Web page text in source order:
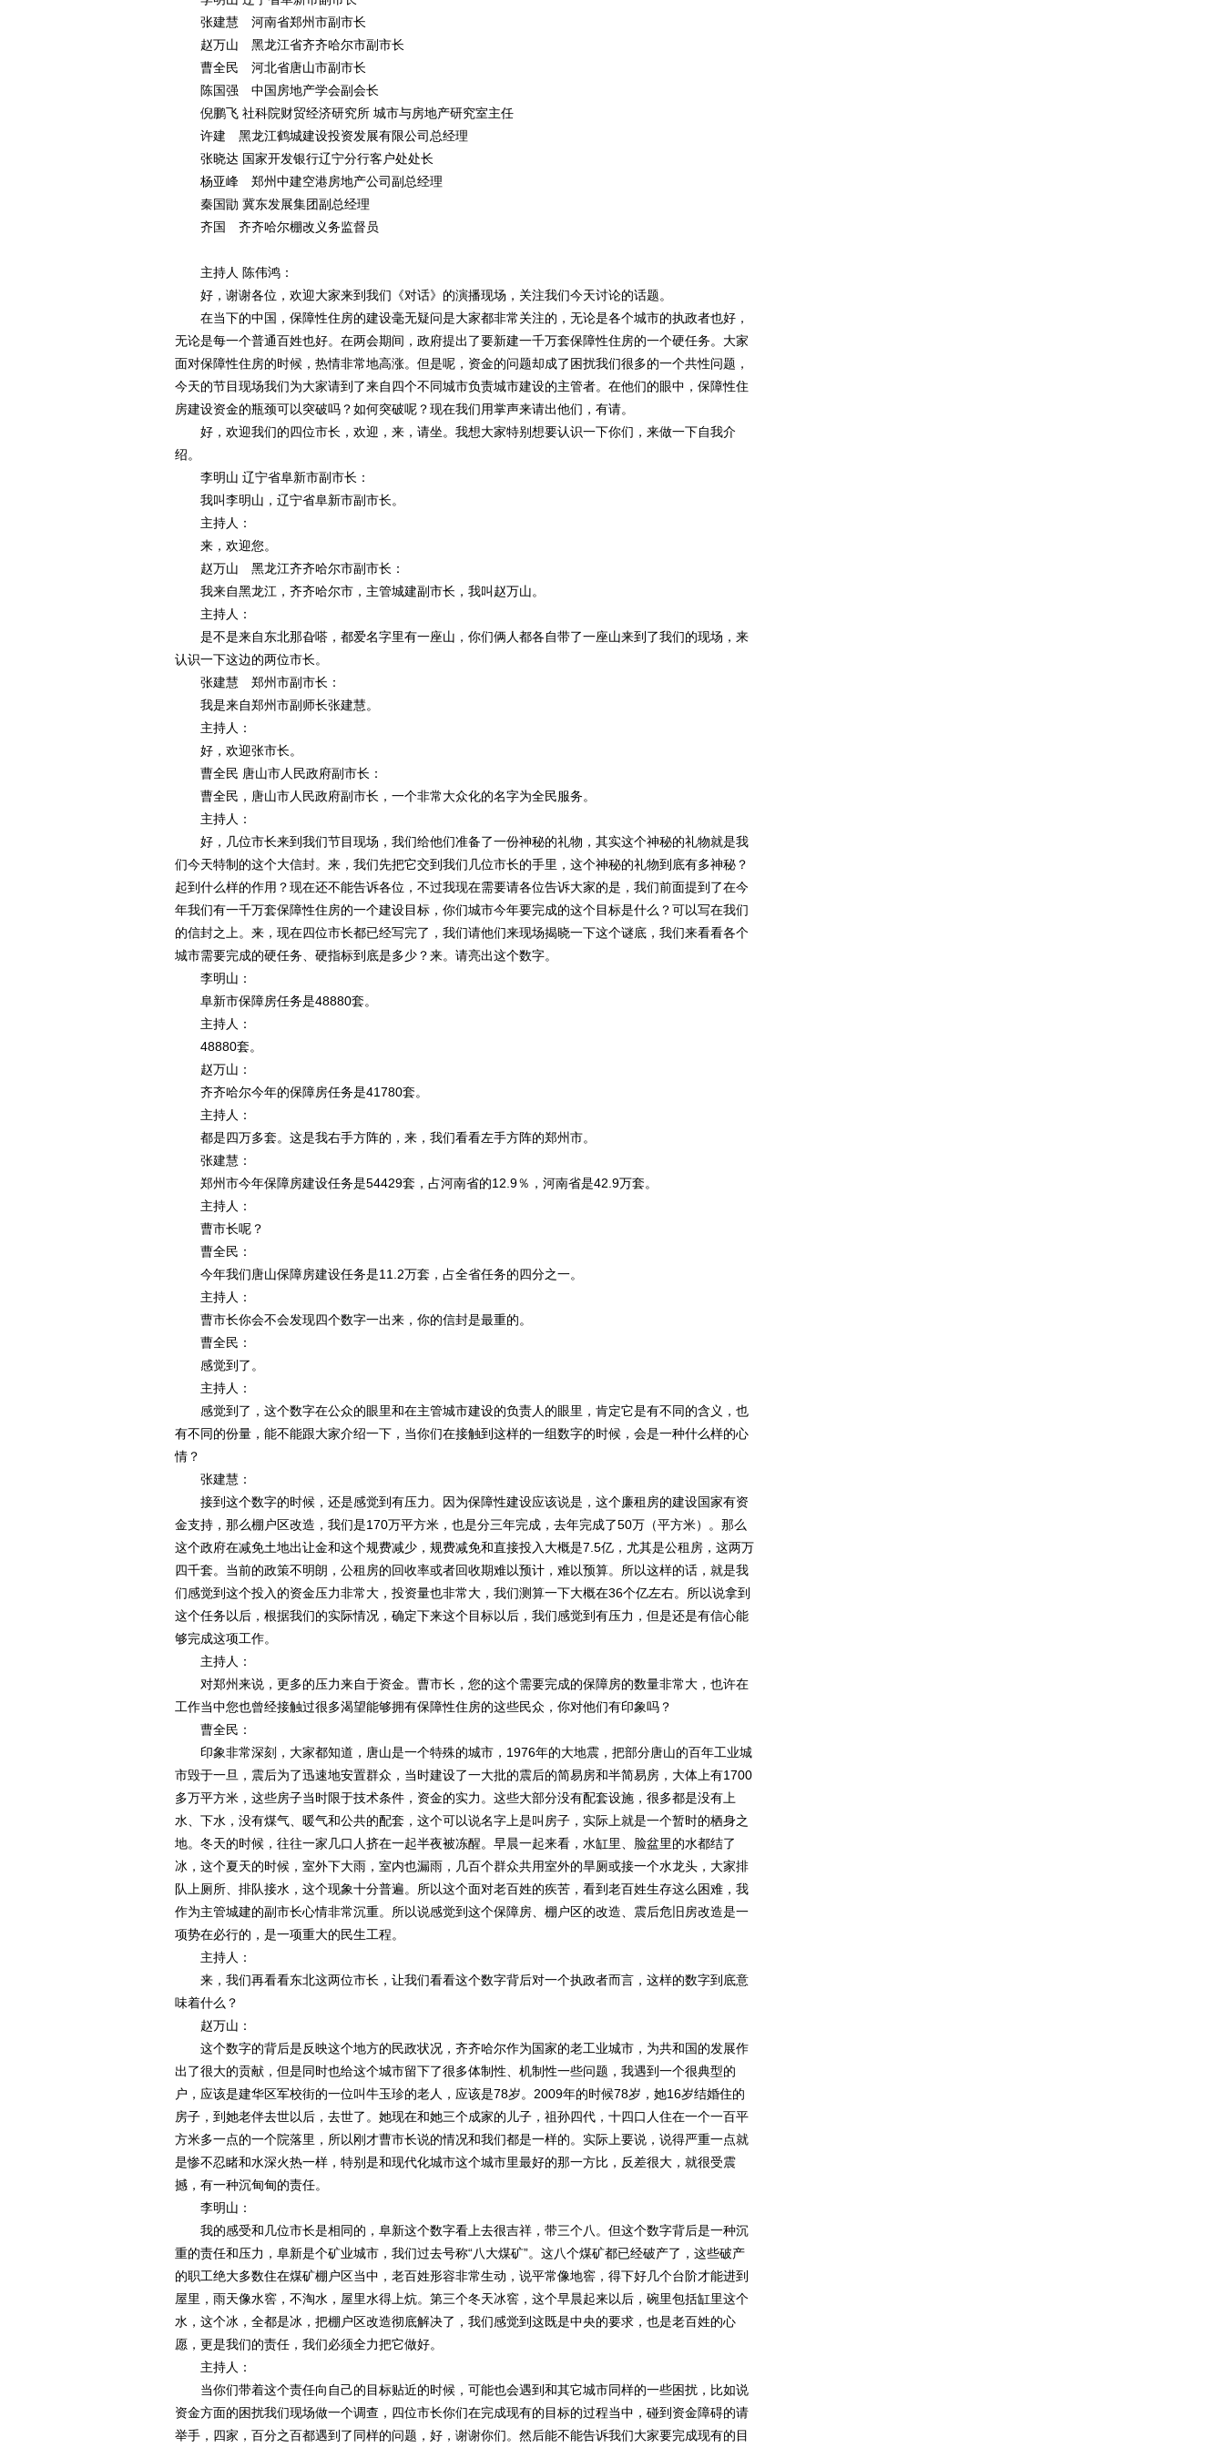
张建慧 河南省郑州市副市长
赵万山 黑龙江省齐齐哈尔市副市长
曹全民 河北省唐山市副市长
陈国强 中国房地产学会副会长
倪鹏飞 社科院财贸经济研究所 城市与房地产研究室主任
许建 黑龙江鹤城建设投资发展有限公司总经理
张晓达 国家开发银行辽宁分行客户处处长
杨亚峰 郑州中建空港房地产公司副总经理
秦国勖 冀东发展集团副总经理
齐国 齐齐哈尔棚改义务监督员
主持人 陈伟鸿：
好，谢谢各位，欢迎大家来到我们《对话》的演播现场，关注我们今天讨论的话题。
在当下的中国，保障性住房的建设毫无疑问是大家都非常关注的，无论是各个城市的执政者也好，
无论是每一个普通百姓也好。在两会期间，政府提出了要新建一千万套保障性住房的一个硬任务。大家
面对保障性住房的时候，热情非常地高涨。但是呢，资金的问题却成了困扰我们很多的一个共性问题，
今天的节目现场我们为大家请到了来自四个不同城市负责城市建设的主管者。在他们的眼中，保障性住
房建设资金的瓶颈可以突破吗？如何突破呢？现在我们用掌声来请出他们，有请。
好，欢迎我们的四位市长，欢迎，来，请坐。我想大家特别想要认识一下你们，来做一下自我介
绍。
李明山 辽宁省阜新市副市长：
我叫李明山，辽宁省阜新市副市长。
主持人：
来，欢迎您。
赵万山 黑龙江齐齐哈尔市副市长：
我来自黑龙江，齐齐哈尔市，主管城建副市长，我叫赵万山。
主持人：
是不是来自东北那旮嗒，都爱名字里有一座山，你们俩人都各自带了一座山来到了我们的现场，来
认识一下这边的两位市长。
张建慧 郑州市副市长：
我是来自郑州市副师长张建慧。
主持人：
好，欢迎张市长。
曹全民 唐山市人民政府副市长：
曹全民，唐山市人民政府副市长，一个非常大众化的名字为全民服务。
主持人：
好，几位市长来到我们节目现场，我们给他们准备了一份神秘的礼物，其实这个神秘的礼物就是我
们今天特制的这个大信封。来，我们先把它交到我们几位市长的手里，这个神秘的礼物到底有多神秘？
起到什么样的作用？现在还不能告诉各位，不过我现在需要请各位告诉大家的是，我们前面提到了在今
年我们有一千万套保障性住房的一个建设目标，你们城市今年要完成的这个目标是什么？可以写在我们
的信封之上。来，现在四位市长都已经写完了，我们请他们来现场揭晓一下这个谜底，我们来看看各个
城市需要完成的硬任务、硬指标到底是多少？来。请亮出这个数字。
李明山：
阜新市保障房任务是48880套。
主持人：
48880套。
赵万山：
齐齐哈尔今年的保障房任务是41780套。
主持人：
都是四万多套。这是我右手方阵的，来，我们看看左手方阵的郑州市。
张建慧：
郑州市今年保障房建设任务是54429套，占河南省的12.9％，河南省是42.9万套。
主持人：
曹市长呢？
曹全民：
今年我们唐山保障房建设任务是11.2万套，占全省任务的四分之一。
主持人：
曹市长你会不会发现四个数字一出来，你的信封是最重的。
曹全民：
感觉到了。
主持人：
感觉到了，这个数字在公众的眼里和在主管城市建设的负责人的眼里，肯定它是有不同的含义，也
有不同的份量，能不能跟大家介绍一下，当你们在接触到这样的一组数字的时候，会是一种什么样的心
情？
张建慧：
接到这个数字的时候，还是感觉到有压力。因为保障性建设应该说是，这个廉租房的建设国家有资
金支持，那么棚户区改造，我们是170万平方米，也是分三年完成，去年完成了50万（平方米）。那么
这个政府在减免土地出让金和这个规费减少，规费减免和直接投入大概是7.5亿，尤其是公租房，这两万
四千套。当前的政策不明朗，公租房的回收率或者回收期难以预计，难以预算。所以这样的话，就是我
们感觉到这个投入的资金压力非常大，投资量也非常大，我们测算一下大概在36个亿左右。所以说拿到
这个任务以后，根据我们的实际情况，确定下来这个目标以后，我们感觉到有压力，但是还是有信心能
够完成这项工作。
主持人：
对郑州来说，更多的压力来自于资金。曹市长，您的这个需要完成的保障房的数量非常大，也许在
工作当中您也曾经接触过很多渴望能够拥有保障性住房的这些民众，你对他们有印象吗？
曹全民：
印象非常深刻，大家都知道，唐山是一个特殊的城市，1976年的大地震，把部分唐山的百年工业城
市毁于一旦，震后为了迅速地安置群众，当时建设了一大批的震后的简易房和半简易房，大体上有1700
多万平方米，这些房子当时限于技术条件，资金的实力。这些大部分没有配套设施，很多都是没有上
水、下水，没有煤气、暖气和公共的配套，这个可以说名字上是叫房子，实际上就是一个暂时的栖身之
地。冬天的时候，往往一家几口人挤在一起半夜被冻醒。早晨一起来看，水缸里、脸盆里的水都结了
冰，这个夏天的时候，室外下大雨，室内也漏雨，几百个群众共用室外的旱厕或接一个水龙头，大家排
队上厕所、排队接水，这个现象十分普遍。所以这个面对老百姓的疾苦，看到老百姓生存这么困难，我
作为主管城建的副市长心情非常沉重。所以说感觉到这个保障房、棚户区的改造、震后危旧房改造是一
项势在必行的，是一项重大的民生工程。
主持人：
来，我们再看看东北这两位市长，让我们看看这个数字背后对一个执政者而言，这样的数字到底意
味着什么？
赵万山：
这个数字的背后是反映这个地方的民政状况，齐齐哈尔作为国家的老工业城市，为共和国的发展作
出了很大的贡献，但是同时也给这个城市留下了很多体制性、机制性一些问题，我遇到一个很典型的
户，应该是建华区军校街的一位叫牛玉珍的老人，应该是78岁。2009年的时候78岁，她16岁结婚住的
房子，到她老伴去世以后，去世了。她现在和她三个成家的儿子，祖孙四代，十四口人住在一个一百平
方米多一点的一个院落里，所以刚才曹市长说的情况和我们都是一样的。实际上要说，说得严重一点就
是惨不忍睹和水深火热一样，特别是和现代化城市这个城市里最好的那一方比，反差很大，就很受震
撼，有一种沉甸甸的责任。
李明山：
我的感受和几位市长是相同的，阜新这个数字看上去很吉祥，带三个八。但这个数字背后是一种沉
重的责任和压力，阜新是个矿业城市，我们过去号称“八大煤矿”。这八个煤矿都已经破产了，这些破产
的职工绝大多数住在煤矿棚户区当中，老百姓形容非常生动，说平常像地窖，得下好几个台阶才能进到
屋里，雨天像水窖，不淘水，屋里水得上炕。第三个冬天冰窖，这个早晨起来以后，碗里包括缸里这个
水，这个冰，全都是冰，把棚户区改造彻底解决了，我们感觉到这既是中央的要求，也是老百姓的心
愿，更是我们的责任，我们必须全力把它做好。
主持人：
当你们带着这个责任向自己的目标贴近的时候，可能也会遇到和其它城市同样的一些困扰，比如说
资金方面的困扰我们现场做一个调查，四位市长你们在完成现有的目标的过程当中，碰到资金障碍的请
举手，四家，百分之百都遇到了同样的问题，好，谢谢你们。然后能不能告诉我们大家要完成现有的目